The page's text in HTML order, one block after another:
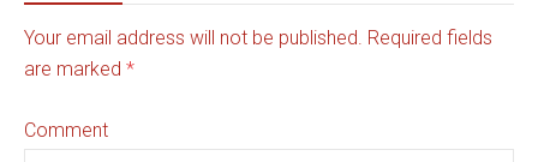
Your email address will not be published. Required fields
are marked *
Comment